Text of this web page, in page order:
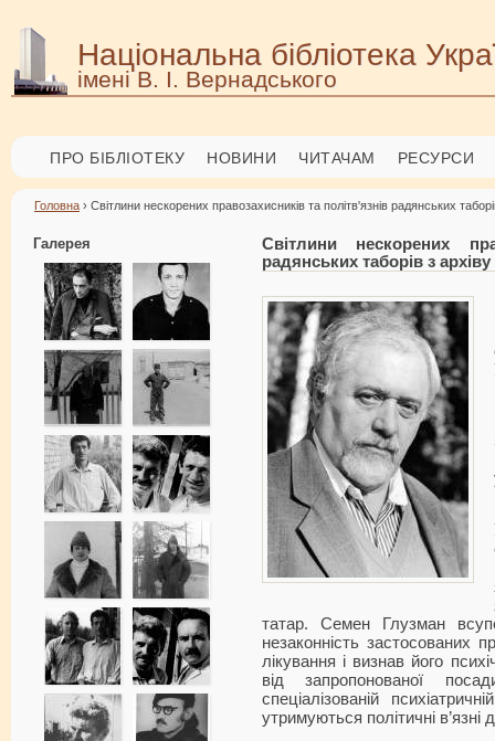
Національна бібліотека
імені В. І. Вернадського
ПРО БІБЛІОТЕКУ НОВИНИ ЧИТАЧАМ РЕСУРСИ
Головна › Світлини нескорених правозахисників та політв'язнів радянських
Галерея
Світлини нескорених
радянських таборів з
татар. Семен Глузман
незаконність застосованих
лікування і визнав його
від запропонованої
спеціалізованій
утримуються політичні